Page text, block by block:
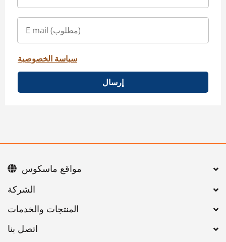
سياسة الخصوصية
إرسال
اتصل بنا
مواقع ماسكوس